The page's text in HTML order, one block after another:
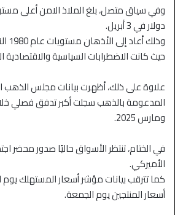
دولار في 3 أبريل.
وذلك أعاد إلى الأذهان مستويات عام 1980 التي سبقت الثورة الإيرانية،
حيث كانت الاضطرابات السياسية والاقتصادية
علاوة على ذلك، أظهرت بيانات مجلس الذهب
المدعومة بالذهب سجلت أكبر تدفق فصلي
ومارس 2025.
في الختام، تنتظر الأسواق حاليًا صدور محضر
الأميركي.
كما تترقب بيانات مؤشر أسعار المستهلك يوم
أسعار المنتجين يوم الجمعة.